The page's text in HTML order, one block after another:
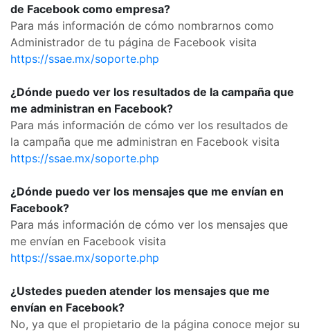
de Facebook como empresa?
Para más información de cómo nombrarnos como
Administrador de tu página de Facebook visita
https://ssae.mx/soporte.php
¿Dónde puedo ver los resultados de la campaña que
me administran en Facebook?
Para más información de cómo ver los resultados de
la campaña que me administran en Facebook visita
https://ssae.mx/soporte.php
¿Dónde puedo ver los mensajes que me envían en
Facebook?
Para más información de cómo ver los mensajes que
me envían en Facebook visita
https://ssae.mx/soporte.php
¿Ustedes pueden atender los mensajes que me
envían en Facebook?
No, ya que el propietario de la página conoce mejor su